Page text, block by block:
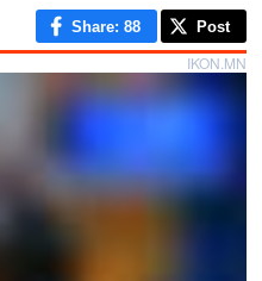
Share: 88 Post
IKON.MN